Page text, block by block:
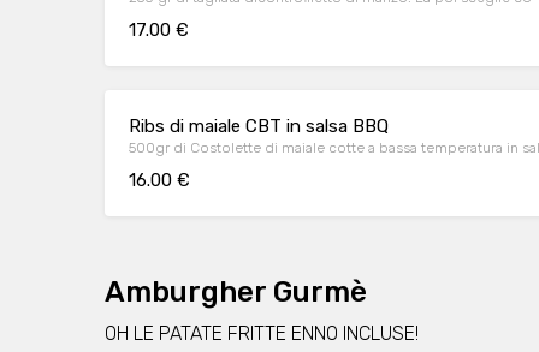
17.00 €
Ribs di maiale CBT in salsa BBQ
500gr di Costolette di maiale cotte a bassa temperatura in
16.00 €
Amburgher Gurmè
OH LE PATATE FRITTE ENNO INCLUSE!